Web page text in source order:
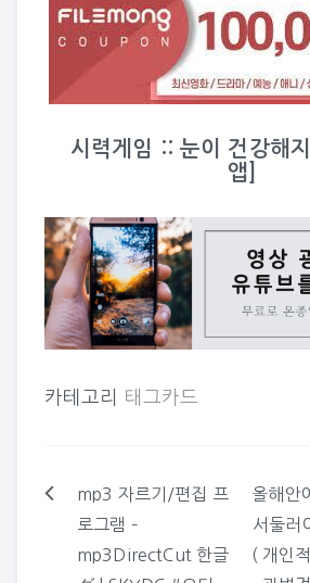
시력게임 :: 눈이 건강해
앱]
카테고리 태그카드
글
mp3 자르기/편집 프
로그램 –
mp3DirectCut 한글
올해안
서둘러
( 개인